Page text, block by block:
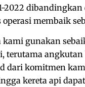
2022 dibandingkan
membaik
gunakan
terutama
dari komitmen
kereta api